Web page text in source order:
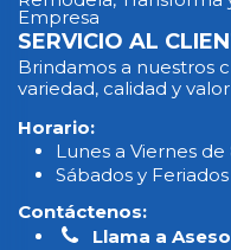
Empresa
SERVICIO AL
Brindamos a nuestros
variedad, calidad y
Horario:
Lunes a Viernes
Sábados y
Contáctenos:
Llama a